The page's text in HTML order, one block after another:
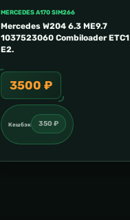
MERCEDES A170 SIM266
Mercedes W204 6.3 ME9.7
1037523060 Combiloader ETC1
E2.
3500 ₽
Кешбэк 350 ₽